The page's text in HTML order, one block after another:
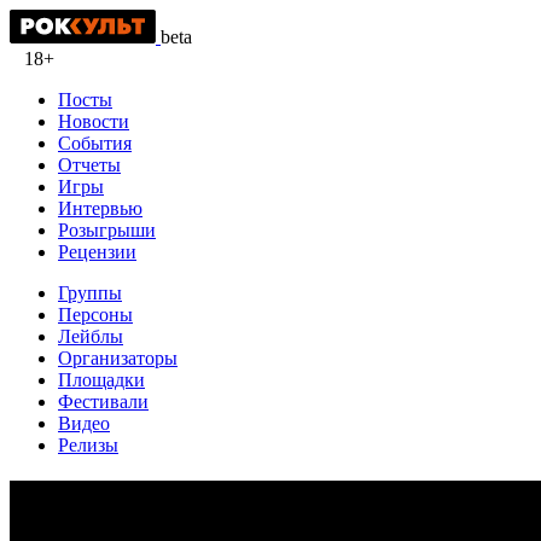
beta
18+
Посты
Новости
События
Отчеты
Игры
Интервью
Розыгрыши
Рецензии
Группы
Персоны
Лейблы
Организаторы
Площадки
Фестивали
Видео
Релизы